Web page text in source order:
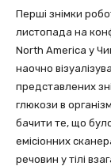
Перші знімки
листопада на
North America у
наочно
представлених
глюкози в
бачити те, що
емісіонних
речовин у тілі